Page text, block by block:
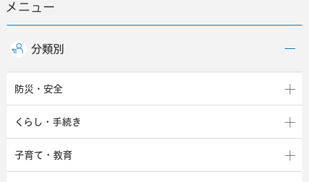
メニュー
分類別
防災・安全
くらし・手続き
子育て・教育